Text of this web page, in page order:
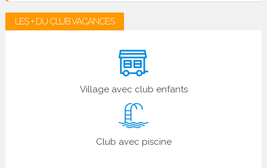
LES + DU CLUB VACANCES
Village avec club enfants
Club avec piscine